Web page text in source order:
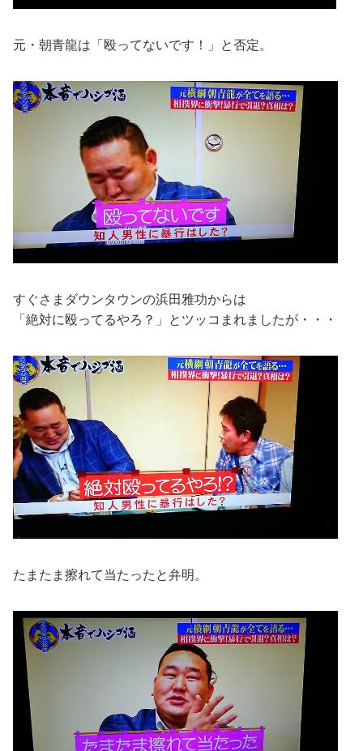
元・朝青龍は「殴ってないです！」と否定。
すぐさまダウンタウンの浜田雅功からは
「絶対に殴ってるやろ？」とツッコまれましたが・・・
たまたま擦れて当たったと弁明。